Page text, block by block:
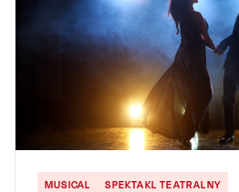
MUSICAL SPEKTAKL TEATRALNY